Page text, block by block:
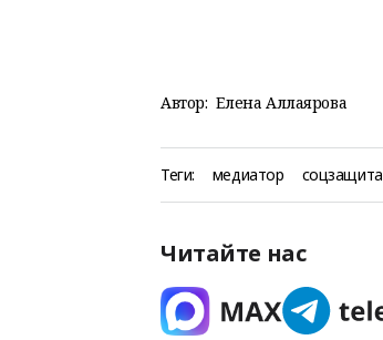
Автор: Елена Аллаярова
Теги: медиатор соцзащита
Читайте нас